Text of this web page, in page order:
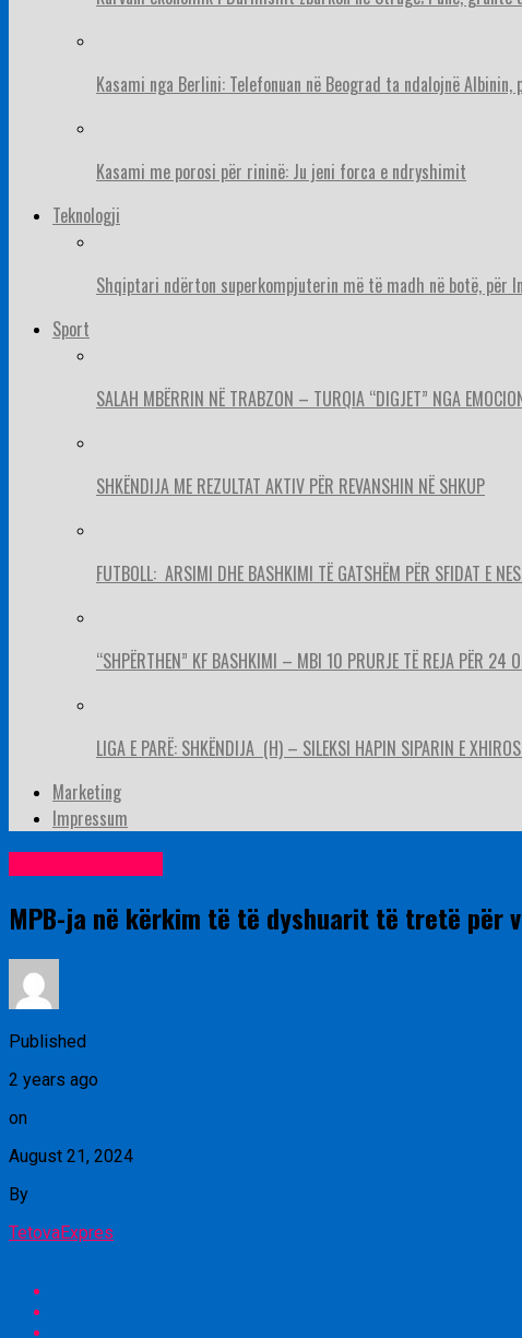
Kasami nga Berlini: Telefonuan në Beograd ta ndalojnë
Kasami me porosi për rininë: Ju jeni forca e ndryshimit
Teknologji
Shqiptari ndërton superkompjuterin më të madh në botë, për
Sport
SALAH MBËRRIN NË TRABZON – TURQIA “DIGJET” NGA
SHKËNDIJA ME REZULTAT AKTIV PËR REVANSHIN NË SHKUP
FUTBOLL: ARSIMI DHE BASHKIMI TË GATSHËM PËR SFIDAT E
“SHPËRTHEN” KF BASHKIMI – MBI 10 PRURJE TË REJA PËR 24
LIGA E PARË: SHKËNDIJA (H) – SILEKSI HAPIN SIPARIN E
Marketing
Impressum
MPB-ja në kërkim të të dyshuarit të tretë për
Published
2 years ago
on
August 21, 2024
By
TetovaExpres